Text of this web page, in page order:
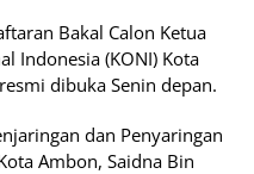
Bakal Calon Ketua
Indonesia (KONI) Kota
dibuka Senin depan.
dan Penyaringan
Ambon, Saidna Bin